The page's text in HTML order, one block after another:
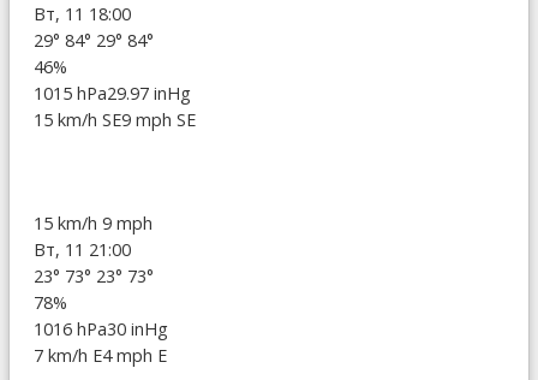
Вт, 11 18:00
29° 84° 29° 84°
46%
1015 hPa29.97 inHg
15 km/h SE9 mph SE
15 km/h 9 mph
Вт, 11 21:00
23° 73° 23° 73°
78%
1016 hPa30 inHg
7 km/h E4 mph E